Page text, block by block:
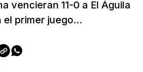
vencieran 11-0 a El Águila
primer juego...